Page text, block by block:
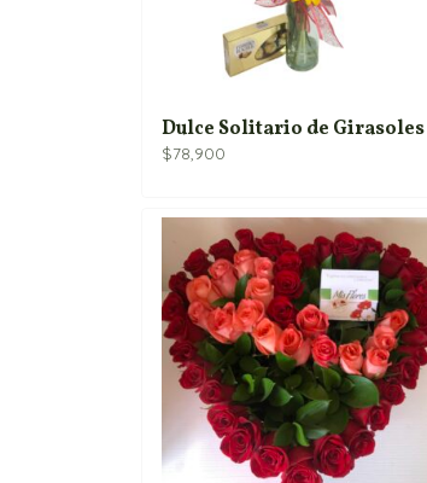
Dulce Solitario de Girasoles
$78,900